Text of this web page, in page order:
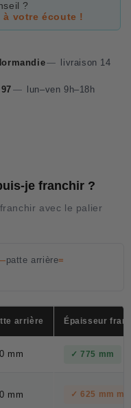
?
votre écoute !
— livraison 14
— lun–ven 9h–18h
je franchir ?
avec le palier
patte arrière=
arrière Épaisseur
mm ✓ 775 mm
mm ✓ 625 mm